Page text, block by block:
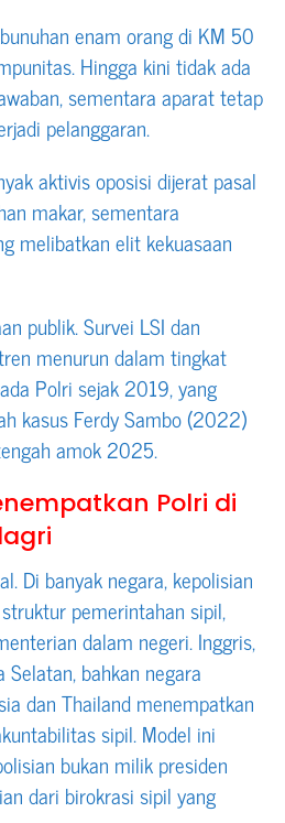
enam orang di KM 50
Hingga kini tidak ada
sementara aparat tetap
pelanggaran.
aktivis oposisi dijerat pasal
makar, sementara
melibatkan elit kekuasaan
publik. Survei LSI dan
menurun dalam tingkat
Polri sejak 2019, yang
kasus Ferdy Sambo (2022)
amok 2025.
Polri di
Di banyak negara, kepolisian
pemerintahan sipil,
dalam negeri. Inggris,
Selatan, bahkan negara
dan Thailand menempatkan
sipil. Model ini
bukan milik presiden
dari birokrasi sipil yang